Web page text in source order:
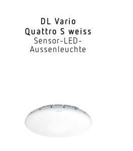
DL Vario
Quattro S weiss
Sensor-LED-
Aussenleuchte